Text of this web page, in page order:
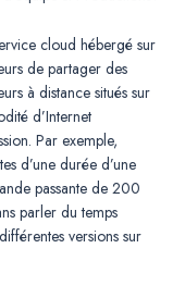
cloud hébergé sur
de partager des
à distance situés sur
d’Internet
Par exemple,
d’une durée d’une
passante de 200
parler du temps
versions sur